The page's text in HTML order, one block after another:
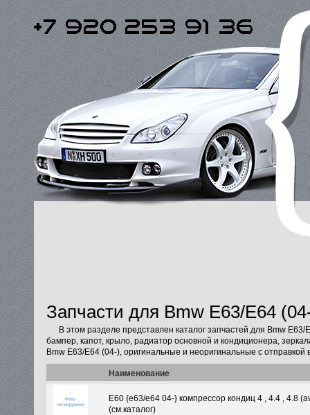
Запчасти для Bmw E63/E64
В этом разделе представлен каталог запчастей для Bmw
бампер, капот, крыло, радиатор основной и кондиционера,
Bmw E63/E64 (04-), оригинальные и неоригинальные с отправкой
Наименование
E60 {e63/e64 04-} компрессор кондиц 4 , 4.4 , 4.8
(см.каталог)